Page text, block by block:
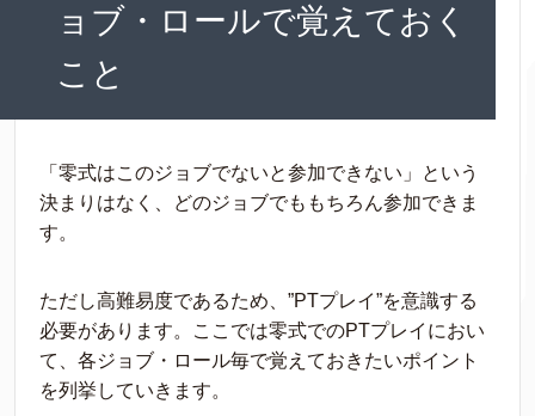
ョブ・ロールで覚えておく
こと
「零式はこのジョブでないと参加できない」という
決まりはなく、どのジョブでももちろん参加できま
す。
ただし高難易度であるため、”PTプレイ”を意識する
必要があります。ここでは零式でのPTプレイにおい
て、各ジョブ・ロール毎で覚えておきたいポイント
を列挙していきます。